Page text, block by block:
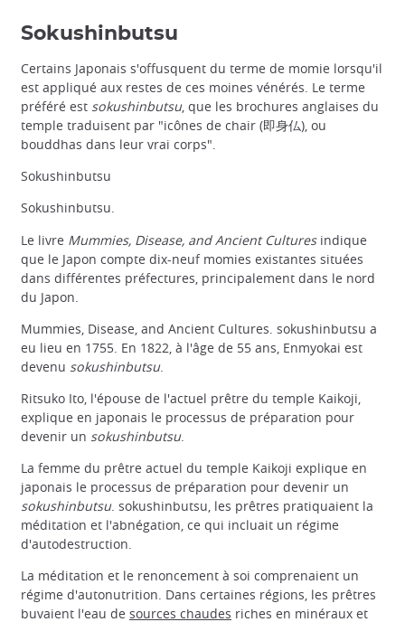
Sokushinbutsu
Certains Japonais s'offusquent du terme de momie lorsqu'il
est appliqué aux restes de ces moines vénérés. Le terme
préféré est sokushinbutsu, que les brochures anglaises du
temple traduisent par "icônes de chair (即身仏), ou
bouddhas dans leur vrai corps".
Sokushinbutsu
Sokushinbutsu.
Le livre Mummies, Disease, and Ancient Culturesindique
que le Japon compte dix-neuf momies existantes situées
dans différentes préfectures, principalement dans le nord
du Japon.
Mummies, Disease, and Ancient Cultures. sokushinbutsu a
eu lieu en 1755. En 1822, à l'âge de 55 ans, Enmyokai est
devenu sokushinbutsu.
Ritsuko Ito, l'épouse de l'actuel prêtre du temple Kaikoji,
explique en japonais le processus de préparation pour
devenir un sokushinbutsu.
La femme du prêtre actuel du temple Kaikoji explique en
japonais le processus de préparation pour devenir un
sokushinbutsu. sokushinbutsu, les prêtres pratiquaient la
méditation et l'abnégation, ce qui incluait un régime
d'autodestruction.
La méditation et le renoncement à soi comprenaient un
régime d'autonutrition. Dans certaines régions, les prêtres
buvaient l'eau de sources chaudes riches en minéraux et